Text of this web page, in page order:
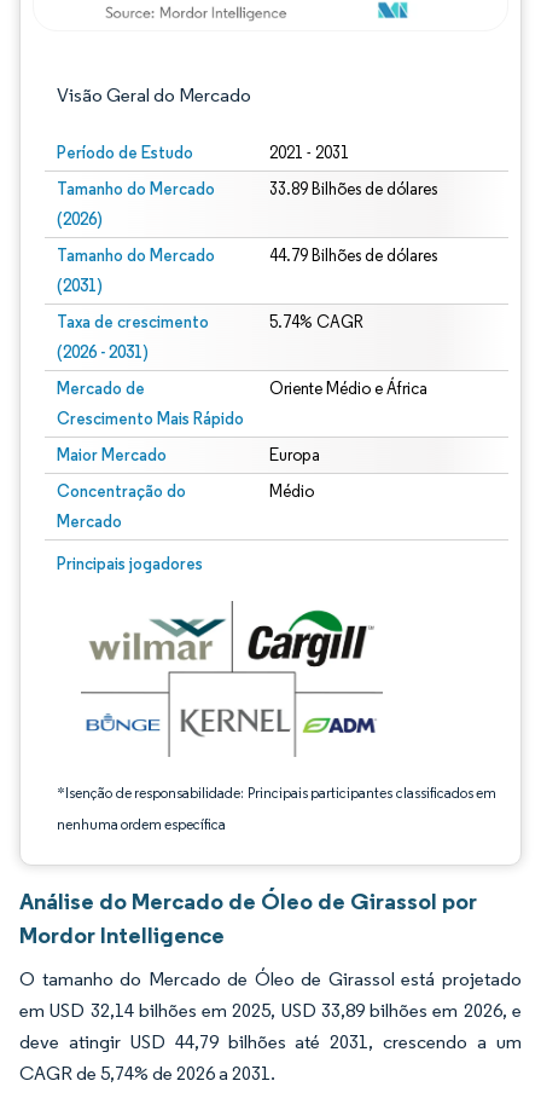
Visão Geral do Mercado
Período de Estudo 2021 - 2031
Tamanho do Mercado
(2026)
33.89 Bilhões de dólares
Tamanho do Mercado
(2031)
44.79 Bilhões de dólares
Taxa de crescimento
(2026 - 2031)
5.74% CAGR
Mercado de
Crescimento Mais Rápido
Oriente Médio e África
Maior Mercado Europa
Concentração do
Mercado
Médio
Principais jogadores
*Isenção de responsabilidade: Principais participantes classificados em
nenhuma ordem específica
Imagem © Mordor Intelligence. O reuso requer atribuição conforme CC BY 4.0.
Análise do Mercado de Óleo de Girassol por
Mordor Intelligence
O tamanho do Mercado de Óleo de Girassol está projetado
em USD 32,14 bilhões em 2025, USD 33,89 bilhões em 2026, e
deve atingir USD 44,79 bilhões até 2031, crescendo a um
CAGR de 5,74% de 2026 a 2031.